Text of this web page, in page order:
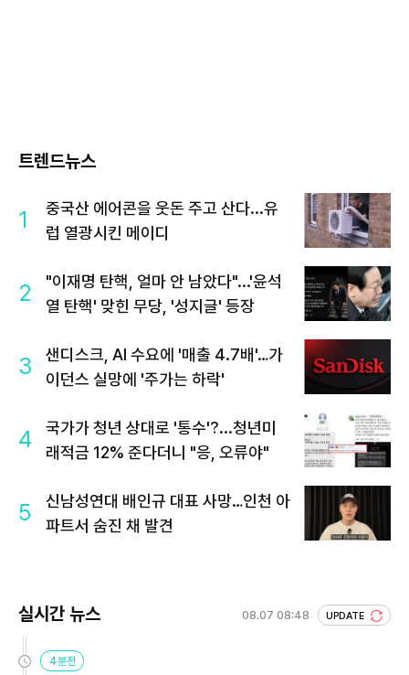
트렌드뉴스
1
중국산 에어콘을 웃돈 주고 산다...유
럽 열광시킨 메이디
2
"이재명 탄핵, 얼마 안 남았다"...'윤석
열 탄핵' 맞힌 무당, '성지글' 등장
3
샌디스크, AI 수요에 '매출 4.7배'…가
이던스 실망에 '주가는 하락'
4
국가가 청년 상대로 '통수'?...청년미
래적금 12% 준다더니 "응, 오류야"
5
신남성연대 배인규 대표 사망…인천 아
파트서 숨진 채 발견
실시간 뉴스 08.07 08:48 UPDATE
4분전